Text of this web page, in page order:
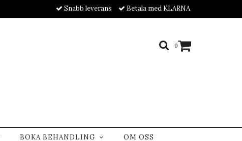
Snabb leverans Betala med KLARNA
0
BOKA BEHANDLING OM OSS